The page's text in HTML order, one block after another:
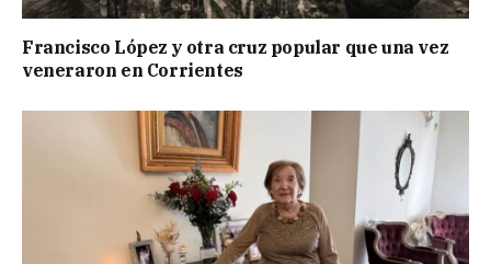
Francisco López y otra cruz popular que una vez
veneraron en Corrientes